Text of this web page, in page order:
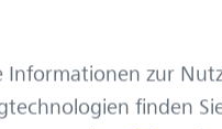
von Erik
Informationen zur
finden